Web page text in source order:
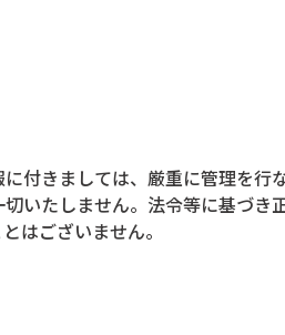
付きましては、厳重に管理を行
いたしません。法令等に基づき
はございません。